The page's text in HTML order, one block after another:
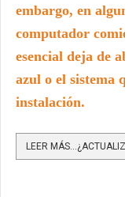
embargo, en
computador
esencial deja de
azul o el sistema
instalación.